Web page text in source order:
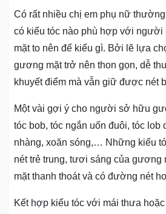
Có rất nhiều chị em phụ nữ
có kiểu tóc nào phù hợp với người
mặt to nên để kiểu gì. Bởi lẽ lựa
gương mặt trở nên thon gọn, dễ
khuyết điểm mà vẫn giữ được nét
Một vài gợi ý cho người sở hữu
tóc bob, tóc ngắn uốn đuôi, tóc lob
nhàng, xoăn sóng,… Những kiểu
nét trẻ trung, tươi sáng của gương
mặt thanh thoát và có đường nét
Kết hợp kiểu tóc với mái thưa